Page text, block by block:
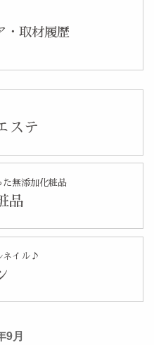
9月
・取材履歴
ステ
た無添加化粧品
品
ネイル♪